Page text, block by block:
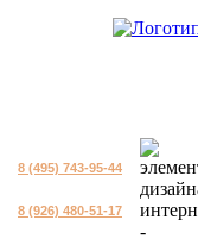
8 (495) 743-95-44
8 (926) 480-51-17